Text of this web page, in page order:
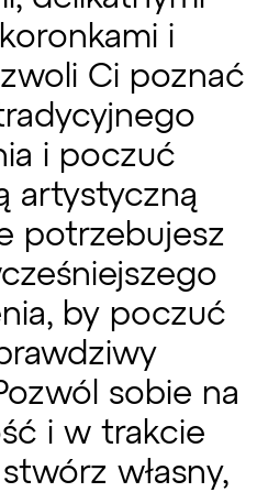
i
Ci poznać
i poczuć
artystyczną
potrzebujesz
by poczuć
sobie na
i w trakcie
własny,